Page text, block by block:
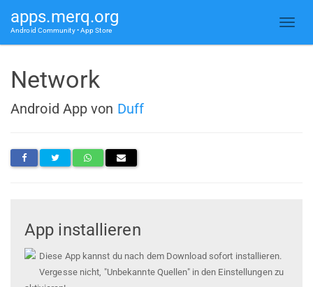
apps.merq.org
Android Community • App Store
Network
Android App von Duff
App installieren
Diese App kannst du nach dem Download sofort installieren.
Vergesse nicht, "Unbekannte Quellen" in den Einstellungen zu